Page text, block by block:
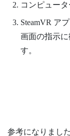
コンピュータ
SteamVR ア
画面の指示
す。
参考になりまし